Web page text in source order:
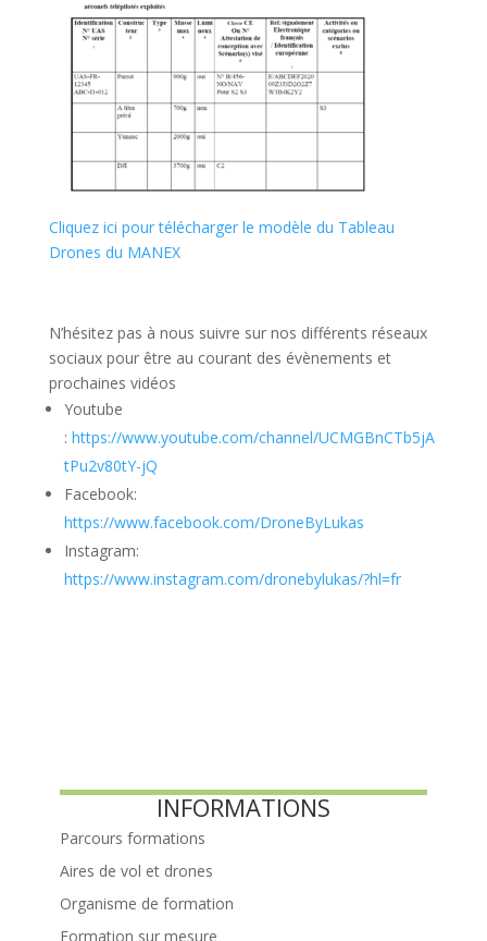
Cliquez ici pour télécharger le modèle du Tableau
Drones du MANEX
N’hésitez pas à nous suivre sur nos différents réseaux
sociaux pour être au courant des évènements et
prochaines vidéos
Youtube
: https://www.youtube.com/channel/UCMGBnCTb5jA
tPu2v80tY-jQ
Facebook:
https://www.facebook.com/DroneByLukas
Instagram:
https://www.instagram.com/dronebylukas/?hl=fr
INFORMATIONS
Parcours formations
Aires de vol et drones
Organisme de formation
Formation sur mesure